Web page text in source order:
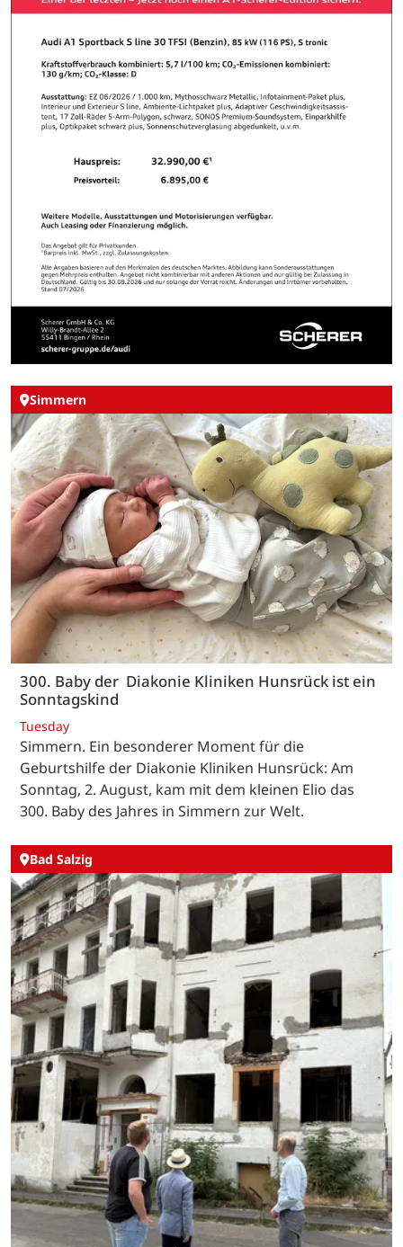
Simmern
300. Baby der Diakonie Kliniken Hunsrück ist ein
Sonntagskind
Tuesday
Simmern. Ein besonderer Moment für die
Geburtshilfe der Diakonie Kliniken Hunsrück: Am
Sonntag, 2. August, kam mit dem kleinen Elio das
300. Baby des Jahres in Simmern zur Welt.
Bad Salzig